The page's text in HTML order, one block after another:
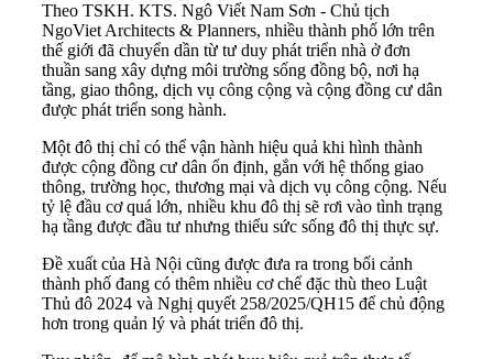
Theo TSKH. KTS. Ngô Viết Nam Sơn - Chủ tịch
NgoViet Architects & Planners, nhiều thành phố lớn trên
thế giới đã chuyển dần từ tư duy phát triển nhà ở đơn
thuần sang xây dựng môi trường sống đồng bộ, nơi hạ
tầng, giao thông, dịch vụ công cộng và cộng đồng cư dân
được phát triển song hành.
Một đô thị chỉ có thể vận hành hiệu quả khi hình thành
được cộng đồng cư dân ổn định, gắn với hệ thống giao
thông, trường học, thương mại và dịch vụ công cộng. Nếu
tỷ lệ đầu cơ quá lớn, nhiều khu đô thị sẽ rơi vào tình trạng
hạ tầng được đầu tư nhưng thiếu sức sống đô thị thực sự.
Đề xuất của Hà Nội cũng được đưa ra trong bối cảnh
thành phố đang có thêm nhiều cơ chế đặc thù theo Luật
Thủ đô 2024 và Nghị quyết 258/2025/QH15 để chủ động
hơn trong quản lý và phát triển đô thị.